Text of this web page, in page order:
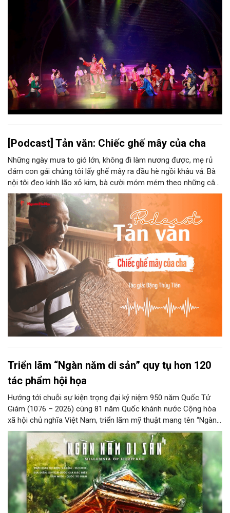
bao nhiêu di sản, bao nhiêu văn nghệ sĩ, trí thức, không gian ký
ức, mà là làm thế nào để những giá trị ấy trở thành nguồn lực
phát triển, thành sức mạnh mềm, thành động lực sáng tạo,
thành năng lực cạnh tranh của Thủ đô.
[Podcast] Tản văn: Chiếc ghế mây của cha
Những ngày mưa to gió lớn, không đi làm nương được, mẹ rủ
đám con gái chúng tôi lấy ghế mây ra đầu hè ngồi khâu vá. Bà
nội tôi đeo kính lão xỏ kim, bà cười móm mém theo những câu
chuyện kể tếu táo của đám trẻ chúng tôi. Chiếc ghế mây phát
ra âm thanh kin kít chịu đựng sức nặng cơ thể con người theo
những điệu cười khúc khích.
Triển lãm “Ngàn năm di sản” quy tụ hơn 120
tác phẩm hội họa
Hướng tới chuỗi sự kiện trọng đại kỷ niệm 950 năm Quốc Tử
Giám (1076 – 2026) cùng 81 năm Quốc khánh nước Cộng hòa
xã hội chủ nghĩa Việt Nam, triển lãm mỹ thuật mang tên “Ngàn
năm di sản” sẽ chính thức khai mạc vào ngày 8/8 tại Nhà Thái
Học, Di tích Quốc gia đặc biệt Văn Miếu – Quốc Tử Giám. Sự
kiện kéo dài đến ngày 25/9/2026 hứa hẹn trở thành điểm đến
văn hóa đầy sức hút, góp phần làm phong phú đời sống nghệ
thuật của Thủ đô trong mùa thu này.